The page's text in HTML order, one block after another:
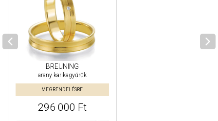
BREUNING
arany karikagyűrűk
MEGRENDELÉSRE
296 000 Ft